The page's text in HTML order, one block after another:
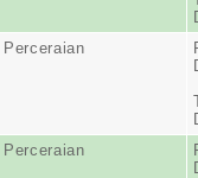
Perceraian
Perceraian